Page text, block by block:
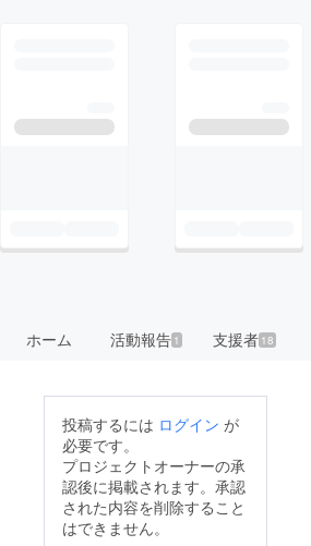
ホーム 活動報告1 支援者 18
投稿するには ログイン が
必要です。
プロジェクトオーナーの承
認後に掲載されます。承認
された内容を削除すること
はできません。